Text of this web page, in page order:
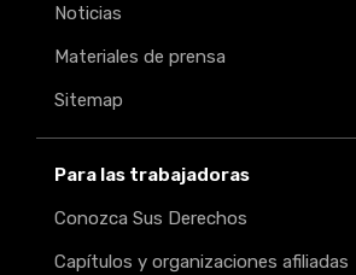
Noticias
Materiales de prensa
Sitemap
Para las trabajadoras
Conozca Sus Derechos
Capítulos y organizaciones afiliadas